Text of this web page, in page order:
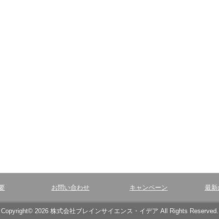
お問い合わせ キャンペーン 最新
Copyright© 2026 株式会社ブレインサイエンス・イデア All Rights Reserved.